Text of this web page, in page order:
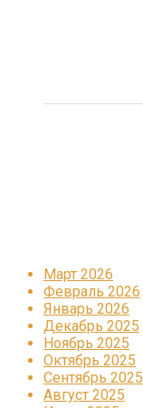
Март 2026
Февраль 2026
Январь 2026
Декабрь 2025
Ноябрь 2025
Октябрь 2025
Сентябрь 2025
Август 2025